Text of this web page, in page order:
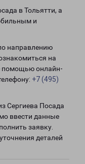
в Тольятти, а
и
направлению
на
помощью онлайн-
+7 (495)
Сергиева Посада
ввести данные
заявку.
деталей